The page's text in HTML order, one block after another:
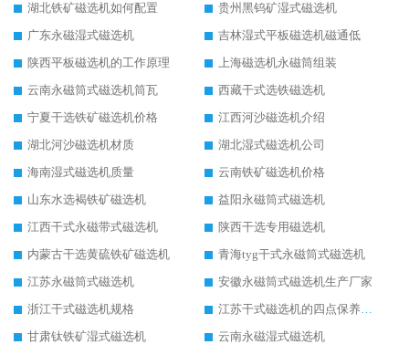
湖北铁矿磁选机如何配置
贵州黑钨矿湿式磁选机
广东永磁湿式磁选机
吉林湿式平板磁选机磁通低
陕西平板磁选机的工作原理
上海磁选机永磁筒组装
云南永磁筒式磁选机筒瓦
西藏干式选铁磁选机
宁夏干选铁矿磁选机价格
江西河沙磁选机介绍
湖北河沙磁选机材质
湖北湿式磁选机公司
海南湿式磁选机质量
云南铁矿磁选机价格
山东水选褐铁矿磁选机
益阳永磁筒式磁选机
江西干式永磁带式磁选机
陕西干选专用磁选机
内蒙古干选黄硫铁矿磁选机
青海tyg干式永磁筒式磁选机
江苏永磁筒式磁选机
安徽永磁筒式磁选机生产厂家
浙江干式磁选机规格
江苏干式磁选机的四点保养秘籍
甘肃钛铁矿湿式磁选机
云南永磁湿式磁选机